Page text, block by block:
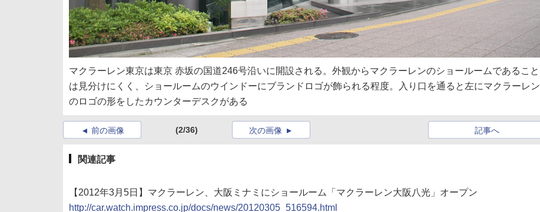
マクラーレン東京は東京 赤坂の国道246号沿いに開設される。外観からマクラーレンのショールームであること
は見分けにくく、ショールームのウインドーにブランドロゴが飾られる程度。入り口を通ると左にマクラーレン
のロゴの形をしたカウンターデスクがある
前の画像 (2/36) 記事へ
次の画像
関連記事
【2012年3月5日】マクラーレン、大阪ミナミにショールーム「マクラーレン大阪八光」オープン
http://car.watch.impress.co.jp/docs/news/20120305_516594.html